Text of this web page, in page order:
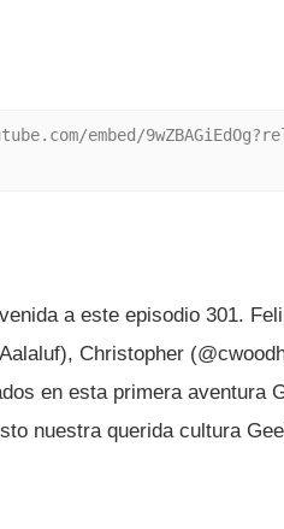
embed/
a este episodio 301.
Christopher
en esta primera aventura
nuestra querida cultura